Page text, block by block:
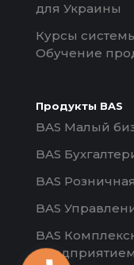
для Украины
Курсы
Обучение
Продукты BAS
BAS Малый
BAS
BAS
BAS
BAS
предприятием